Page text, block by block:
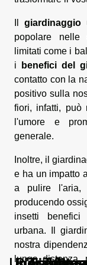
giardinaggio
popolare nelle
limitati come i
i
benefici del
contatto con la
positivo sulla
fiori, infatti, può
l'umore e
generale.
Inoltre, il
e ha un impatto
a pulire l'aria,
producendo
insetti benefici
urbana. Il
nostra
lunga distanza,